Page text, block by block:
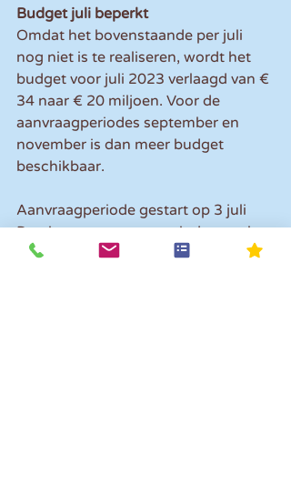
Budget juli beperkt
Omdat het bovenstaande per juli
nog niet is te realiseren, wordt het
budget voor juli 2023 verlaagd van €
34 naar € 20 miljoen. Voor de
aanvraagperiodes september en
november is dan meer budget
beschikbaar.
Aanvraagperiode gestart op 3 juli
De nieuwe aanvraagperiode voor het
STAP-budget is gestart op 3 juli